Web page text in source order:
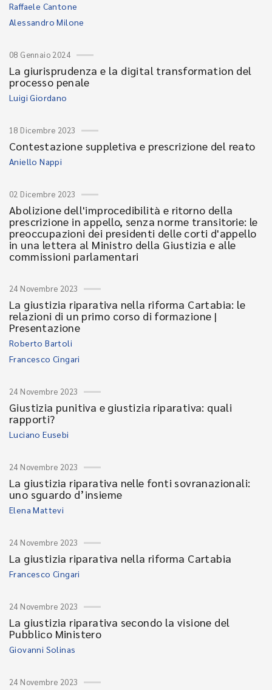
Raffaele Cantone
Alessandro Milone
08 Gennaio 2024
La giurisprudenza e la digital transformation del
processo penale
Luigi Giordano
18 Dicembre 2023
Contestazione suppletiva e prescrizione del reato
Aniello Nappi
02 Dicembre 2023
Abolizione dell'improcedibilità e ritorno della
prescrizione in appello, senza norme transitorie: le
preoccupazioni dei presidenti delle corti d'appello
in una lettera al Ministro della Giustizia e alle
commissioni parlamentari
24 Novembre 2023
La giustizia riparativa nella riforma Cartabia: le
relazioni di un primo corso di formazione |
Presentazione
Roberto Bartoli
Francesco Cingari
24 Novembre 2023
Giustizia punitiva e giustizia riparativa: quali
rapporti?
Luciano Eusebi
24 Novembre 2023
La giustizia riparativa nelle fonti sovranazionali:
uno sguardo d’insieme
Elena Mattevi
24 Novembre 2023
La giustizia riparativa nella riforma Cartabia
Francesco Cingari
24 Novembre 2023
La giustizia riparativa secondo la visione del
Pubblico Ministero
Giovanni Solinas
24 Novembre 2023